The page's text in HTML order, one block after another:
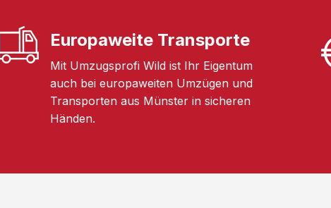
Europaweite Transporte
Mit Umzugsprofi Wild ist Ihr Eigentum
auch bei europaweiten Umzügen und
Transporten aus Münster in sicheren
Händen.